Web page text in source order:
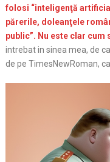
folosi “inteligenţă
părerile, doleanţele
public”. Nu este clar
intrebat in sinea mea, de
de pe TimesNewRoman,